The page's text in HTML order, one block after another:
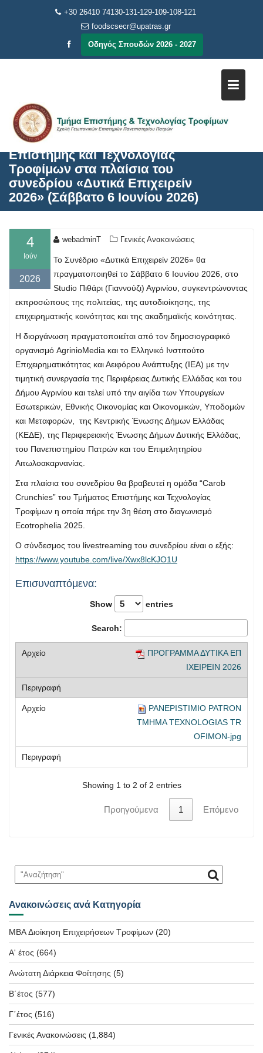
+30 26410 74130-131-129-109-108-121
foodscsecr@upatras.gr
Οδηγός Σπουδών 2026 - 2027
Βράβευση της ομάδας “Carob
Crunchies” του Τμήματος
Επιστήμης και Τεχνολογίας
Τροφίμων στα πλαίσια του
συνεδρίου «Δυτικά Επιχειρείν
2026» (Σάββατο 6 Ιουνίου 2026)
4
Ιούν
2026
webadminT Γενικές Ανακοινώσεις
Το Συνέδριο «Δυτικά Επιχειρείν 2026» θα
πραγματοποιηθεί το Σάββατο 6 Ιουνίου 2026, στο
Studio Πιθάρι (Γιαννούζι) Αγρινίου, συγκεντρώνοντας
εκπροσώπους της πολιτείας, της αυτοδιοίκησης, της
επιχειρηματικής κοινότητας και της ακαδημαϊκής κοινότητας.
Η διοργάνωση πραγματοποιείται από τoν δημοσιογραφικό
οργανισμό AgrinioMedia και το Ελληνικό Ινστιτούτο
Επιχειρηματικότητας και Αειφόρου Ανάπτυξης (ΙΕΑ) με την
τιμητική συνεργασία της Περιφέρειας Δυτικής Ελλάδας και του
Δήμου Αγρινίου και τελεί υπό την αιγίδα των Υπουργείων
Εσωτερικών, Εθνικής Οικονομίας και Οικονομικών, Υποδομών
και Μεταφορών, της Κεντρικής Ένωσης Δήμων Ελλάδας
(ΚΕΔΕ), της Περιφερειακής Ένωσης Δήμων Δυτικής Ελλάδας,
του Πανεπιστημίου Πατρών και του Επιμελητηρίου
Αιτωλοακαρνανίας.
Στα πλαίσια του συνεδρίου θα βραβευτεί η ομάδα “Carob
Crunchies” του Τμήματος Επιστήμης και Τεχνολογίας
Τροφίμων η οποία πήρε την 3η θέση στο διαγωνισμό
Ecotrophelia 2025.
O σύνδεσμος του livestreaming του συνεδρίου είναι ο εξής:
https://www.youtube.com/live/Xwx8lcKJO1U
Επισυναπτόμενα:
Show entries
Search:
ΠΡΟΓΡΑΜΜΑ ΔΥΤΙΚΑ ΕΠ
ΙΧΕΙΡΕΙΝ 2026
PANEPISTIMIO PATRON
TMHMA TEXNOLOGIAS TR
OFIMON-jpg
Showing 1 to 2 of 2 entries
Προηγούμενα 1 Επόμενο
Ανακοινώσεις ανά Κατηγορία
MBA Διοίκηση Επιχειρήσεων Τροφίμων (20)
Α' έτος (664)
Ανώτατη Διάρκεια Φοίτησης (5)
Β΄έτος (577)
Γ΄έτος (516)
Γενικές Ανακοινώσεις (1,884)